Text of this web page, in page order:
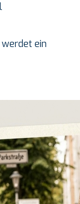
werdet ein